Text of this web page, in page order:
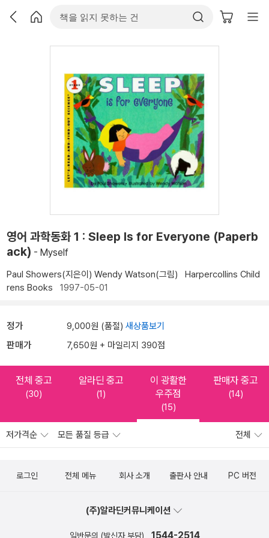
영어 과학동화 1 : Sleep Is for Everyone (Paperb
ack) - Myself
Paul Showers(지은이) Wendy Watson(그림)
Harpercollins Child
rens Books 1997-05-01
정가 9,000원 (품절) 새상품보기
판매가 7,650원 + 마일리지 390점
전체 중고
(30)
알라딘 중고
(1)
이 광활한
우주점
(15)
판매자 중고
(14)
저가격순 모든 품질 등급 전체
로그인 전체 메뉴 회사 소개 출판사 안내 PC 버전
(주)알라딘커뮤니케이션
일반문의 (발신자 부담) 1544-2514